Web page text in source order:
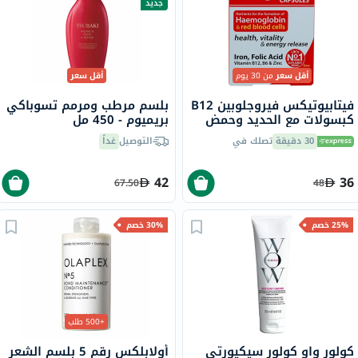
أقل سعرمن 30 يوم
فيتابيوتيكس فيروجلوبين B12
كبسولات مع الحديد وحمض
الفوليك وفيتامين B12
لمحاربة التعب، 30 كبسولة
30 دقيقة تصلك في
36
48
أقل سعر
بلسم مرطب ومرمم تسوباكي
بريميوم - 450 مل
التوصيلغداً
42
67.50
25% خصم
كولور واو كولور سيكيورتي
30% خصم
+500 طلب
أولابلكس رقم 5 بلسم الشعر